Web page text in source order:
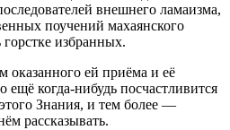
внешнего ламаизма,
поучений махаянского
избранных.
оказанного ей приёма и её
ещё когда-нибудь посчастливится
Знания, и тем более —
рассказывать.